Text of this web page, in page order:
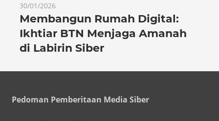
30/01/2026
Membangun Rumah Digital:
Ikhtiar BTN Menjaga Amanah
di Labirin Siber
Pedoman Pemberitaan Media Siber